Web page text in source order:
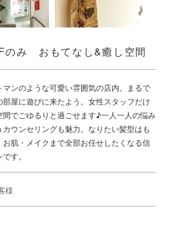
のみ おもてなし&癒し空間
ンのような可愛い雰囲気の店内。まるで
屋に遊びに来たよう。女性スタッフだけ
間でごゆるりと過ごせます♪一人一人の悩み
カウンセリングも魅力。なりたい髪型はも
お肌・メイクまで全部お任せしたくなる信
す。
様